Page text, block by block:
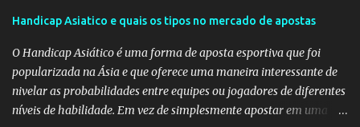
Qualquer ganho com apostas deve ser informado como: 👉
for legalizada no Brasil) ou 👉 “Rendimentos Recebidos do
Exterior” (se for site internacional) ⚠️ O maior erro dos
apostadores Muita gente acha que só precisa declarar quando
“saca” o dinheiro. ❌ ERRADO Você deve declarar: todos os ganhos
Handicap Asiatico e quais os tipos no mercado de apostas
O Handicap Asiático é uma forma de aposta esportiva que foi
popularizada na Ásia e que oferece uma maneira interessante de
nivelar as probabilidades entre equipes ou jogadores de diferentes
níveis de habilidade. Em vez de simplesmente apostar em uma